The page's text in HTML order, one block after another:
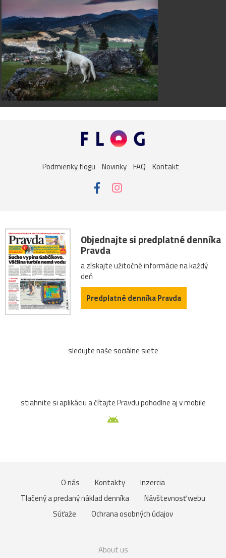
Podmienky flogu Novinky FAQ Kontakt
Objednajte si predplatné denníka
Pravda
a získajte užitočné informácie na každý
deň
Predplatné denníka Pravda
sledujte naše sociálne siete
stiahnite si aplikáciu a čítajte Pravdu pohodlne aj v mobile
O nás Kontakty
Inzercia
Tlačený a predaný náklad denníka
Návštevnosť webu
Súťaže
Ochrana osobných údajov
About us